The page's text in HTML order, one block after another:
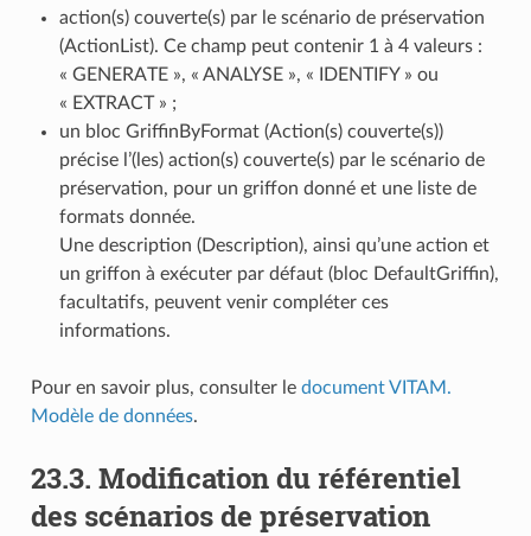
action(s) couverte(s) par le scénario de préservation
(ActionList). Ce champ peut contenir 1 à 4 valeurs :
« GENERATE », « ANALYSE », « IDENTIFY » ou
« EXTRACT » ;
un bloc GriffinByFormat (Action(s) couverte(s))
précise l’(les) action(s) couverte(s) par le scénario de
préservation, pour un griffon donné et une liste de
formats donnée.
Une description (Description), ainsi qu’une action et
un griffon à exécuter par défaut (bloc DefaultGriffin),
facultatifs, peuvent venir compléter ces
informations.
Pour en savoir plus, consulter le document VITAM.
Modèle de données.
23.3. Modification du référentiel
des scénarios de préservation